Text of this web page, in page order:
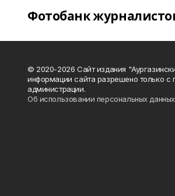
Фотобанк
© 2020-2026 Сайт издания
информации сайта разрешено только с
администрации.
Об использовании персональных данных